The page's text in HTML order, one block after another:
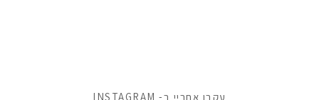
עקבו אחריי ב- INSTAGRAM